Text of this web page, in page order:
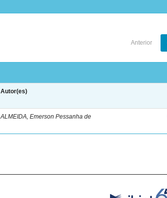
Anterior
Autor(es)
ALMEIDA, Emerson Pessanha de